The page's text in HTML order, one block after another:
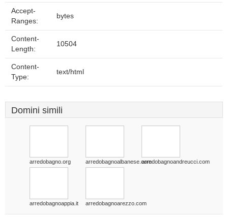
Accept-
Ranges:
bytes
Content-
Length:
10504
Content-
Type:
text/html
Domini simili
arredobagno.org arredobagnoalbanese.comarredobagnoandreucci.com
arredobagnoappia.it arredobagnoarezzo.com